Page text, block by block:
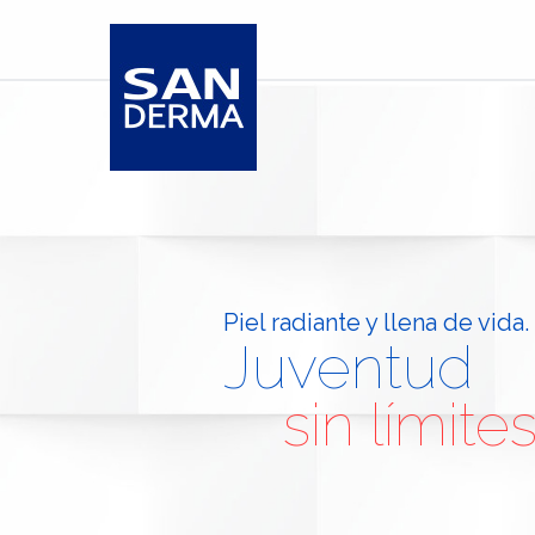
Piel radiante y llena de vida.
Juventud
sin
Tu belleza, nuestro
cuidado
Dermocosmética al servicio
Tu juventud
Nuestra